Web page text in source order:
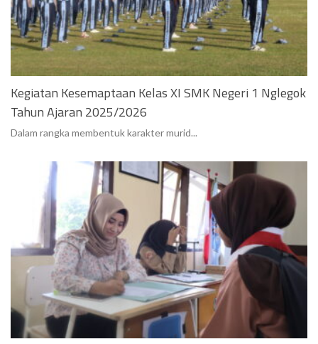
Kegiatan Kesemaptaan Kelas XI SMK Negeri 1 Nglegok
Tahun Ajaran 2025/2026
Dalam rangka membentuk karakter murid...